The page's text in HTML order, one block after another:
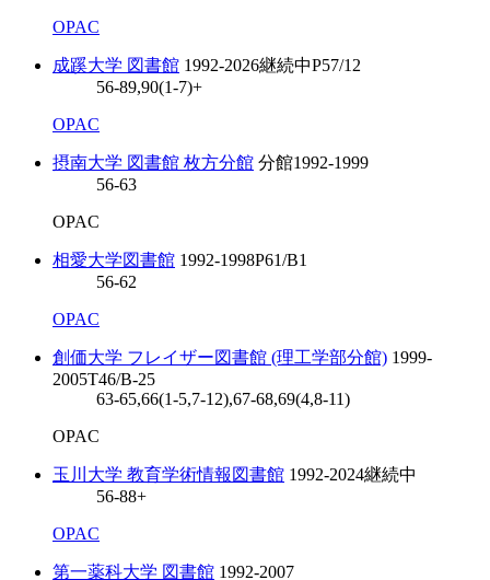
OPAC
成蹊大学 図書館 1992-2026継続中P57/12
56-89,90(1-7)+
OPAC
摂南大学 図書館 枚方分館 分館1992-1999
56-63
OPAC
相愛大学図書館 1992-1998P61/B1
56-62
OPAC
創価大学 フレイザー図書館 (理工学部分館) 1999-
2005T46/B-25
63-65,66(1-5,7-12),67-68,69(4,8-11)
OPAC
玉川大学 教育学術情報図書館 1992-2024継続中
56-88+
OPAC
第一薬科大学 図書館 1992-2007